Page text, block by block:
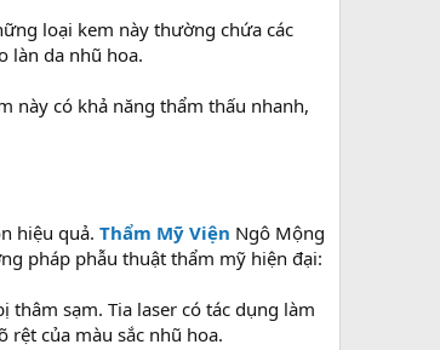
loại kem này thường chứa các
làn da nhũ hoa.
này có khả năng thẩm thấu nhanh,
hiệu quả. Thẩm Mỹ Viện Ngô Mộng
pháp phẫu thuật thẩm mỹ hiện đại:
thâm sạm. Tia laser có tác dụng làm
rệt của màu sắc nhũ hoa.